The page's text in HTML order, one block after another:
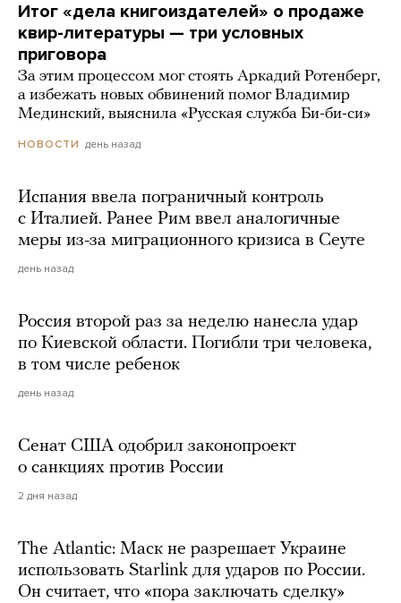
Итог «дела книгоиздателей» о продаже
квир-литературы — три условных
приговора
За этим процессом мог стоять Аркадий Ротенберг,
а избежать новых обвинений помог Владимир
Мединский, выяснила «Русская служба Би-би-си»
НОВОСТИ день назад
Испания ввела пограничный контроль
с Италией. Ранее Рим ввел аналогичные
меры из-за миграционного кризиса в Сеуте
день назад
Россия второй раз за неделю нанесла удар
по Киевской области. Погибли три человека,
в том числе ребенок
день назад
Сенат США одобрил законопроект
о санкциях против России
2 дня назад
The Atlantic: Маск не разрешает Украине
использовать Starlink для ударов по России.
Он считает, что «пора заключать сделку»